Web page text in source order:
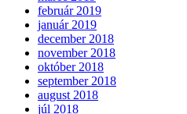
február 2019
január 2019
december 2018
november 2018
október 2018
september 2018
august 2018
júl 2018